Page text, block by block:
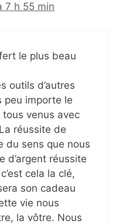
7 h 55 min
le plus beau
outils d’autres
peu importe le
venus avec
réussite de
du sens que nous
d’argent réussite
cela la clé,
son cadeau
vie nous
la vôtre. Nous